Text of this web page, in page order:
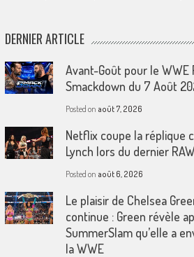
DERNIER ARTICLE
Avant-Goût pour le WWE
Smackdown du 7 Août
Posted on août 7, 2026
Netflix coupe la réplique
Lynch lors du dernier
Posted on août 6, 2026
Le plaisir de Chelsea
continue : Green révèle
SummerSlam qu’elle a
la WWE